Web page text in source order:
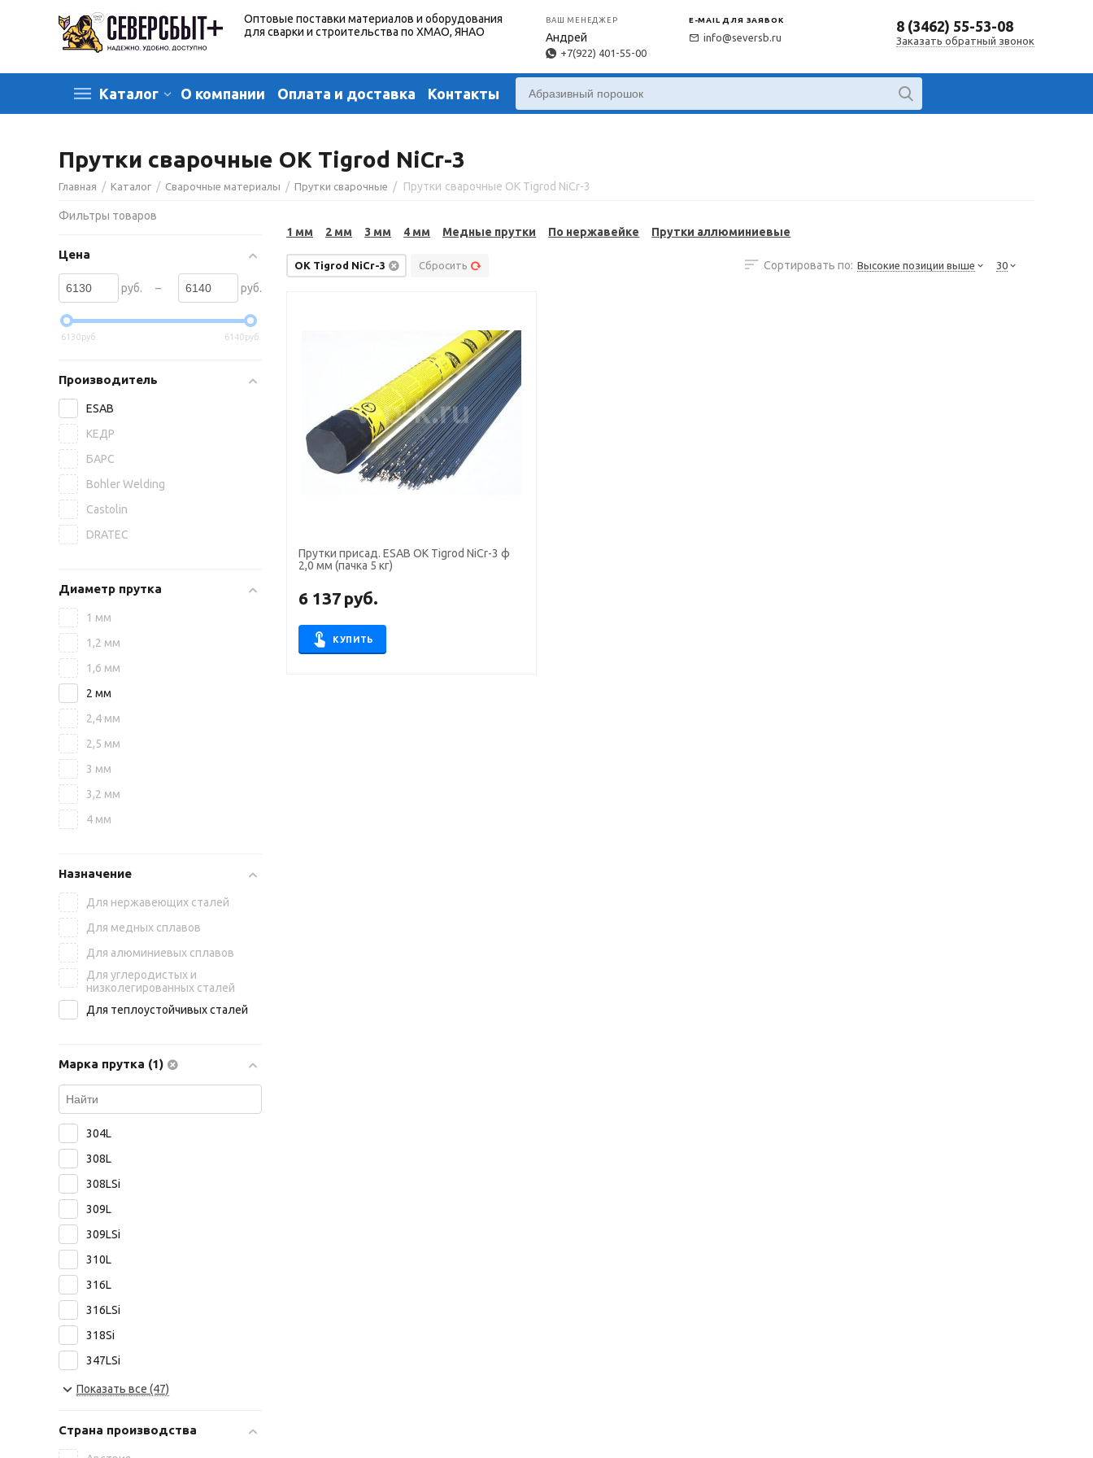
Оптовые поставки материалов и оборудования
для сварки и строительства по ХМАО, ЯНАО
ВАШ МЕНЕДЖЕР
Андрей
+7(922) 401-55-00
E-MAIL ДЛЯ ЗАЯВОК
info@seversb.ru
8 (3462) 55-53-08
Заказать обратный звонок
Каталог О компании Оплата и доставка Контакты
Прутки сварочные OK Tigrod NiCr-3
Главная / Каталог / Сварочные материалы / Прутки сварочные / Прутки сварочные OK Tigrod NiCr-3
1 мм 2 мм 3 мм 4 мм Медные прутки По нержавейке Прутки аллюминиевые
OK Tigrod NiCr-3 Сбросить Сортировать по: Высокие позиции выше 30
Прутки присад. ESAB OK Tigrod NiCr-3 ф
2,0 мм (пачка 5 кг)
6 137 руб.
КУПИТЬ
Фильтры товаров
Цена
руб. – руб.
6130руб. 6140руб.
Производитель
ESAB
КЕДР
БАРС
Bohler Welding
Castolin
DRATEC
Диаметр прутка
1 мм
1,2 мм
1,6 мм
2 мм
2,4 мм
2,5 мм
3 мм
3,2 мм
4 мм
Назначение
Для нержавеющих сталей
Для медных сплавов
Для алюминиевых сплавов
Для углеродистых и
низколегированных сталей
Для теплоустойчивых сталей
Марка прутка (1)
304L
308L
308LSi
309L
309LSi
310L
316L
316LSi
318Si
347LSi
347Si
45803W
Показать все (47)
Страна производства